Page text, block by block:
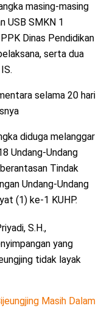
masing-masing
USB SMKN 1
Dinas Pendidikan
serta dua
selama 20 hari
diduga melanggar
Undang-Undang
Tindak
Undang-Undang
(1) ke-1 KUHP.
S.H.,
yang
tidak layak
Masih Dalam